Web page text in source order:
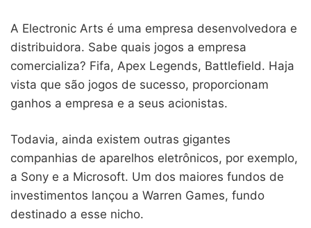
A Electronic Arts é uma empresa desenvolvedora e
distribuidora. Sabe quais jogos a empresa
comercializa? Fifa, Apex Legends, Battlefield. Haja
vista que são jogos de sucesso, proporcionam
ganhos a empresa e a seus acionistas.
Todavia, ainda existem outras gigantes
companhias de aparelhos eletrônicos, por exemplo,
a Sony e a Microsoft. Um dos maiores fundos de
investimentos lançou a Warren Games, fundo
destinado a esse nicho.